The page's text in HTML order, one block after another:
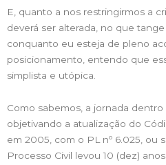
E, quanto a nos restringirmos a
deverá ser alterada, no que
conquanto eu esteja de pleno
posicionamento, entendo que
simplista e utópica.
Como sabemos, a jornada
objetivando a atualização do
em 2005, com o PL nº 6.025, ou
Processo Civil levou 10 (dez)